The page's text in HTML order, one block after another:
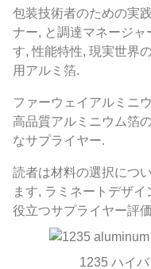
包装技術者のための実
ナー, と調達マネージャ
す, 性能特性, 現実世界
用アルミ箔.
ファーウェイアルミニ
高品質アルミニウム箔
なサプライヤー.
読者は材料の選択につ
ます, ラミネートデザ
役立つサプライヤー評
1235 ハイ